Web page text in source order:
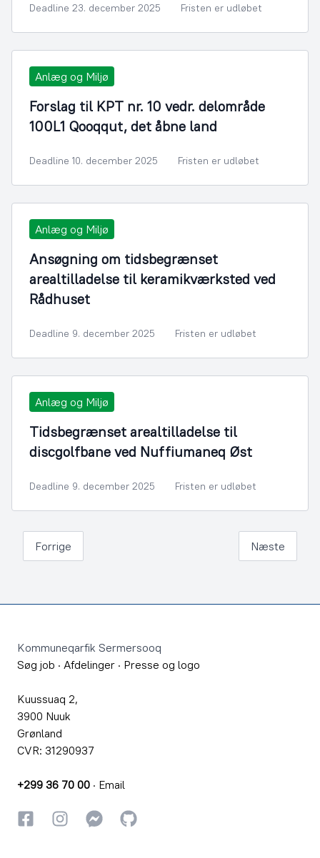
Deadline 23. december 2025 Fristen er udløbet
Anlæg og Miljø
Forslag til KPT nr. 10 vedr. delområde
100L1 Qooqqut, det åbne land
Deadline 10. december 2025 Fristen er udløbet
Anlæg og Miljø
Ansøgning om tidsbegrænset
arealtilladelse til keramikværksted ved
Rådhuset
Deadline 9. december 2025 Fristen er udløbet
Anlæg og Miljø
Tidsbegrænset arealtilladelse til
discgolfbane ved Nuffiumaneq Øst
Deadline 9. december 2025 Fristen er udløbet
Forrige Næste
Kommuneqarfik Sermersooq
Søg job · Afdelinger · Presse og logo
Kuussuaq 2,
3900 Nuuk
Grønland
CVR: 31290937
+299 36 70 00 · Email
FacebookInstagramInstagram
GitHub